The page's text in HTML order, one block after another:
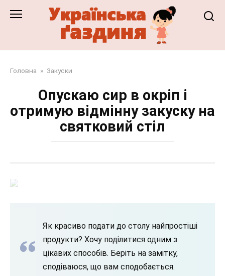
Головна » Закуски
Опускаю сир в окріп і
отримую відмінну закуску на
святковий стіл
Як красиво подати до столу найпростіші
продукти? Хочу поділитися одним з
цікавих способів. Беріть на замітку,
сподіваюся, що вам сподобається.